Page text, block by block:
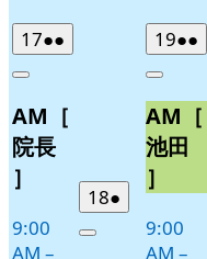
172026
年
月
17
日
●●
件
イ
Close
AM［
院長
］
9:00
AM –
182026
年
●
件
Close
192026
年
月
19
●●
Close
AM［
池田
］
9:00
AM –